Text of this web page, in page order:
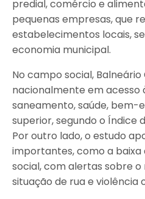
predial, comércio e
pequenas empresas, que
estabelecimentos locais,
economia municipal.
No campo social,
nacionalmente em acesso
saneamento, saúde, bem-
superior, segundo o Índice
Por outro lado, o estudo
importantes, como a
social, com alertas sobre
situação de rua e violência